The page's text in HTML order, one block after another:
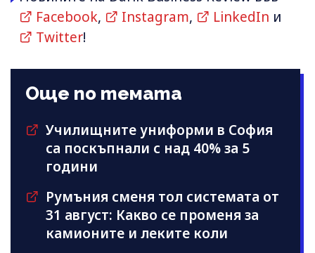
Facebook, Instagram, LinkedIn и
Twitter!
Още по темата
Училищните униформи в София
са поскъпнали с над 40% за 5
години
Румъния сменя тол системата от
31 август: Какво се променя за
камионите и леките коли